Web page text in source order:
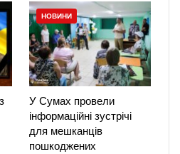
НОВИНИ
У Сумах провели
інформаційні зустрічі
для мешканців
пошкоджених